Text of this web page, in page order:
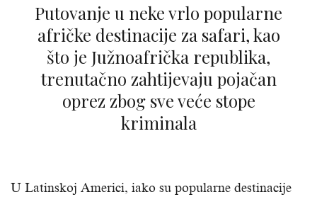
Putovanje u neke vrlo popularne
afričke destinacije za safari, kao
što je Južnoafrička republika,
trenutačno zahtijevaju pojačan
oprez zbog sve veće stope
kriminala
U Latinskoj Americi, iako su popularne destinacije